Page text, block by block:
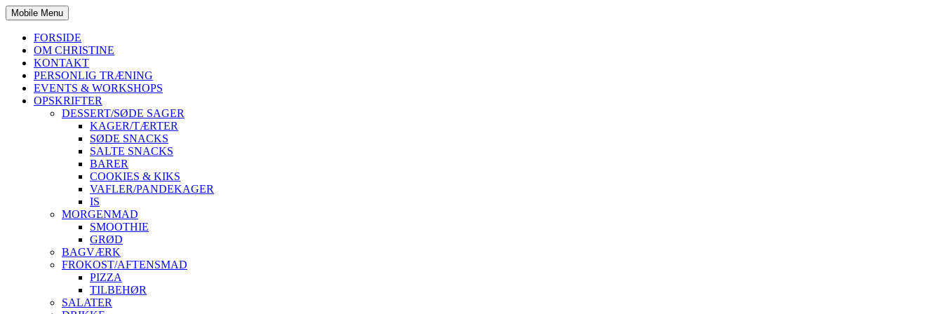
Mobile Menu
FORSIDE
OM CHRISTINE
KONTAKT
PERSONLIG TRÆNING
EVENTS & WORKSHOPS
OPSKRIFTER
DESSERT/SØDE SAGER
KAGER/TÆRTER
SØDE SNACKS
SALTE SNACKS
BARER
COOKIES & KIKS
VAFLER/PANDEKAGER
IS
MORGENMAD
SMOOTHIE
GRØD
BAGVÆRK
FROKOST/AFTENSMAD
PIZZA
TILBEHØR
SALATER